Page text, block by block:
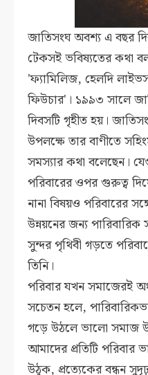
জাতিসংঘ অবশ্য এ বছর
টেকসই ভবিষ্যতের কথা
'ফ্যামিলিজ, হেলদি
ফিউচার'। ১৯৯৩ সালে
দিবসটি গৃহীত হয়।
উপলক্ষে তার বাণীতে
সমস্যার কথা বলেছেন।
পরিবারের ওপর গুরুত্ব
নানা বিষয়ও পরিবারের
উন্নয়নের জন্য
সুন্দর পৃথিবী গড়তে
তিনি।
পরিবার যখন সমাজেরই
সচেতন হলে,
গড়ে উঠলে ভালো সমাজ
আমাদের প্রতিটি পরিবার
উঠুক, প্রত্যেকের বন্ধন